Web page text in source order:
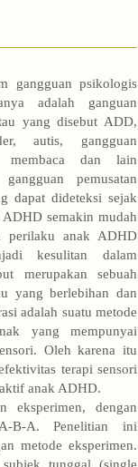
gangguan psikologis
adalah ganguan
yang disebut ADD,
autis, gangguan
membaca dan lain
pemusatan
dapat dideteksi sejak
semakin mudah
perilaku anak ADHD
kesulitan dalam
merupakan sebuah
yang berlebihan dan
adalah suatu metode
yang mempunyai
Oleh karena itu
terapi sensori
anak ADHD.
eksperimen, dengan
A-B-A. Penelitian ini
metode eksperimen.